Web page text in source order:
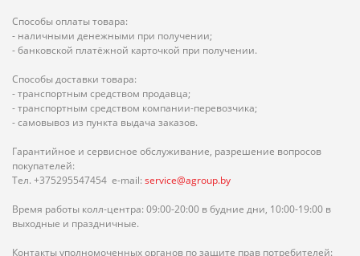
Способы оплаты товара:
- наличными денежными при получении;
- банковской платёжной карточкой при получении.
Способы доставки товара:
- транспортным средством продавца;
- транспортным средством компании-перевозчика;
- самовывоз из пункта выдача заказов.
Гарантийное и сервисное обслуживание, разрешение вопросов
покупателей:
Тел. +375295547454 e-mail: service@agroup.by
Время работы колл-центра: 09:00-20:00 в будние дни, 10:00-19:00 в
выходные и праздничные.
Контакты уполномоченных органов по защите прав потребителей: